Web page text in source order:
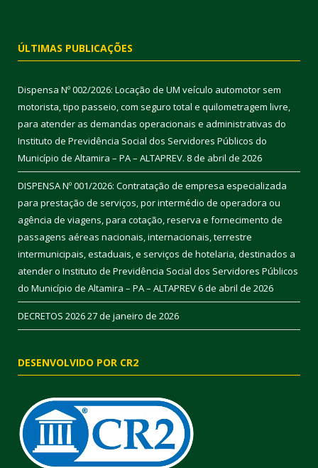
ÚLTIMAS PUBLICAÇÕES
Dispensa Nº 002/2026: Locação de UM veículo automotor sem
motorista, tipo passeio, com seguro total e quilometragem livre,
para atender as demandas operacionais e administrativas do
Instituto de Previdência Social dos Servidores Públicos do
Município de Altamira – PA – ALTAPREV. 8 de abril de 2026
DISPENSA Nº 001/2026: Contratação de empresa especializada
para prestação de serviços, por intermédio de operadora ou
agência de viagens, para cotação, reserva e fornecimento de
passagens aéreas nacionais, internacionais, terrestre
intermunicipais, estaduais, e serviços de hotelaria, destinados a
atender o Instituto de Previdência Social dos Servidores Públicos
do Município de Altamira – PA – ALTAPREV6 de abril de 2026
DECRETOS 202627 de janeiro de 2026
DESENVOLVIDO POR CR2